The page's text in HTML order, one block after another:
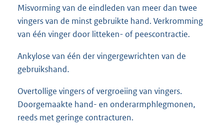
Misvorming van de eindleden van meer dan twee
vingers van de minst gebruikte hand. Verkromming
van één vinger door litteken- of peescontractie.
Ankylose van één der vingergewrichten van de
gebruikshand.
Overtollige vingers of vergroeiing van vingers.
Doorgemaakte hand- en onderarmphlegmonen,
reeds met geringe contracturen.